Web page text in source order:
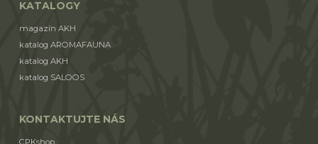
KATALOGY
magazín AKH
katalog AROMAFAUNA
katalog AKH
katalog SALOOS
KONTAKTUJTE NÁS